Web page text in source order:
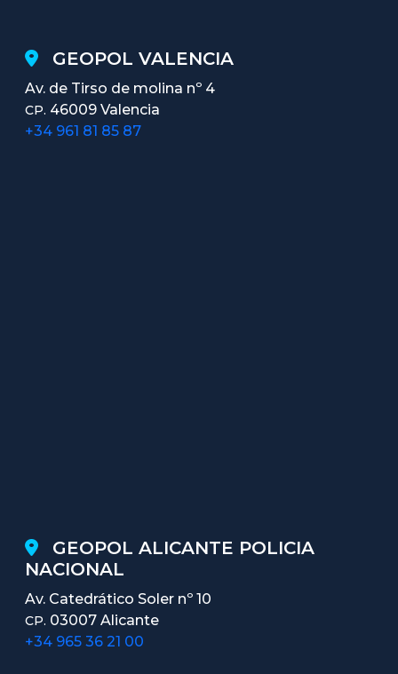
GEOPOL VALENCIA
Av. de Tirso de molina nº 4
CP. 46009 Valencia
+34 961 81 85 87
GEOPOL ALICANTE POLICIA
NACIONAL
Av. Catedrático Soler nº 10
CP. 03007 Alicante
+34 965 36 21 00